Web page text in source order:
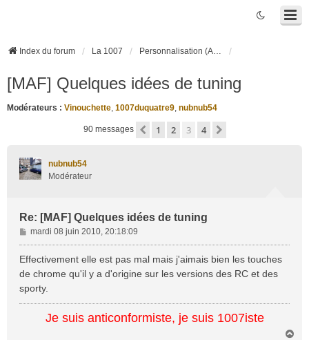
Index du forum La 1007 Personnalisation (Accessoires, Tuning, ...)
[MAF] Quelques idées de tuning
Modérateurs : Vinouchette, 1007duquatre9, nubnub54
90 messages Précédente
1 2 3 4
nubnub54
Modérateur
Re: [MAF] Quelques idées de tuning
M
e
s
g
e
mardi 08 juin 2010, 20:18:09
Effectivement elle est pas mal mais j'aimais bien les touches
de chrome qu'il y a d'origine sur les versions des RC et des
sporty.
Je suis anticonformiste, je suis 1007iste